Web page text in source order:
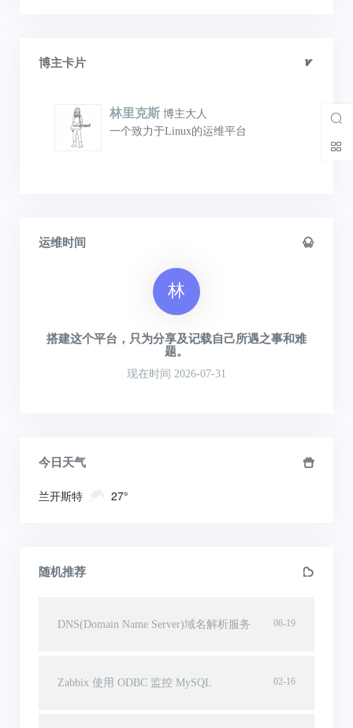
博主卡片
林里克斯 博主大人
一个致力于Linux的运维平台
运维时间
林
搭建这个平台，只为分享及记载自己所遇之事和难
题。
现在时间 2026-07-31
今日天气
兰开斯特 27°
随机推荐
06-19
DNS(Domain Name Server)域名解析服务
02-16
Zabbix 使用 ODBC 监控 MySQL